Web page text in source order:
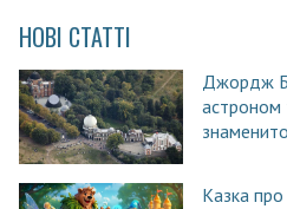
НОВІ СТАТТІ
Джордж
астроном
Казка про